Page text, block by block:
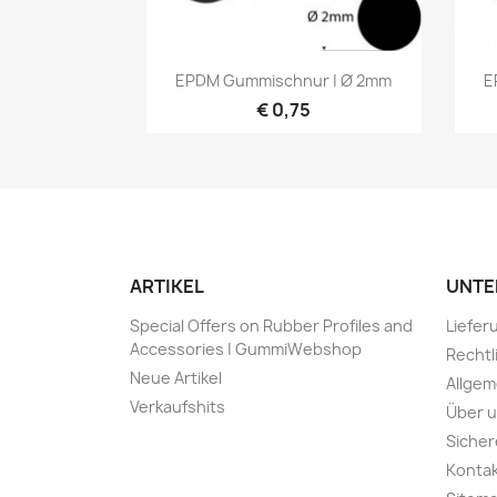
Vorschau
EPDM Gummischnur | Ø 2mm
€ 0,75
ARTIKEL
Special Offers on Rubber Profiles and
Accessories | GummiWebshop
Neue Artikel
Verkaufshits
Über